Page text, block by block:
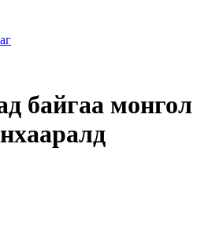
байгаа монгол